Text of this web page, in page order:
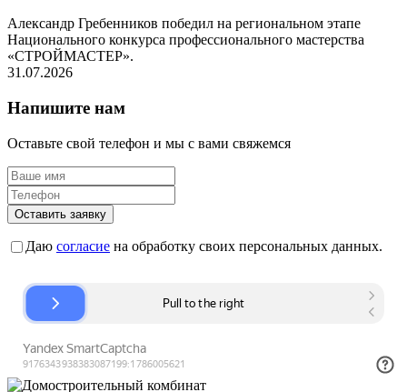
Александр Гребенников победил на региональном этапе
Национального конкурса профессионального мастерства
«СТРОЙМАСТЕР».
31.07.2026
Напишите нам
Оставьте свой телефон и мы с вами свяжемся
Оставить заявку
Даю согласие на обработку своих персональных данных.